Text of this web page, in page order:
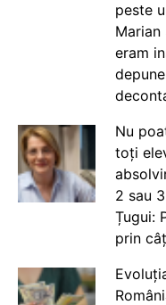
peste
Marian
eram
Nu
toți
2 sau
Țugui:
prin